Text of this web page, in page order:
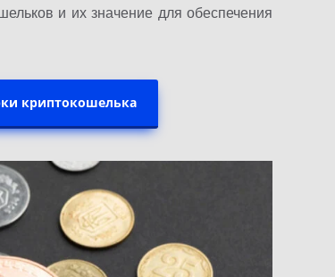
и их значение для обеспечения
криптокошелька